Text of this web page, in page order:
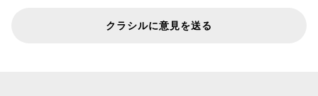
クラシルに意見を送る